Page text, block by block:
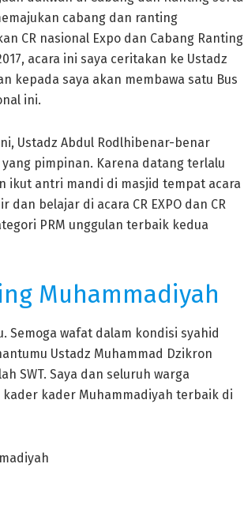
cabang dan ranting
CR nasional Expo dan Cabang Ranting
acara ini saya ceritakan ke Ustadz
kepada saya akan membawa satu Bus
ini.
Ustadz Abdul Rodlhibenar-benar
pimpinan. Karena datang terlalu
ikut antri mandi di masjid tempat acara
belajar di acara CR EXPO dan CR
PRM unggulan terbaik kedua
Muhammadiyah
Semoga wafat dalam kondisi syahid
Ustadz Muhammad Dzikron
SWT. Saya dan seluruh warga
kader Muhammadiyah terbaik di